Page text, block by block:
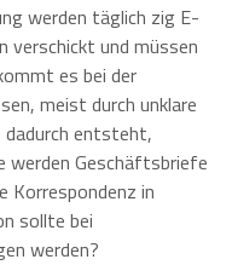
werden täglich zig E-
verschickt und müssen
es bei der
meist durch unklare
dadurch entsteht,
werden Geschäftsbriefe
Korrespondenz in
sollte bei
werden?